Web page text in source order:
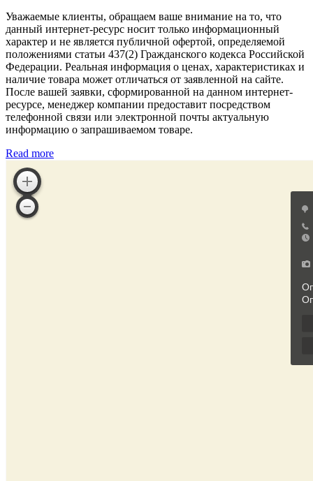
Уважаемые клиенты, обращаем ваше внимание на то, что
данный интернет-ресурс носит только информационный
характер и не является публичной офертой, определяемой
положениями статьи 437(2) Гражданского кодекса Российской
Федерации. Реальная информация о ценах, характеристиках и
наличие товара может отличаться от заявленной на сайте.
После вашей заявки, сформированной на данном интернет-
ресурсе, менеджер компании предоставит посредством
телефонной связи или электронной почты актуальную
информацию о запрашиваемом товаре.
Read more